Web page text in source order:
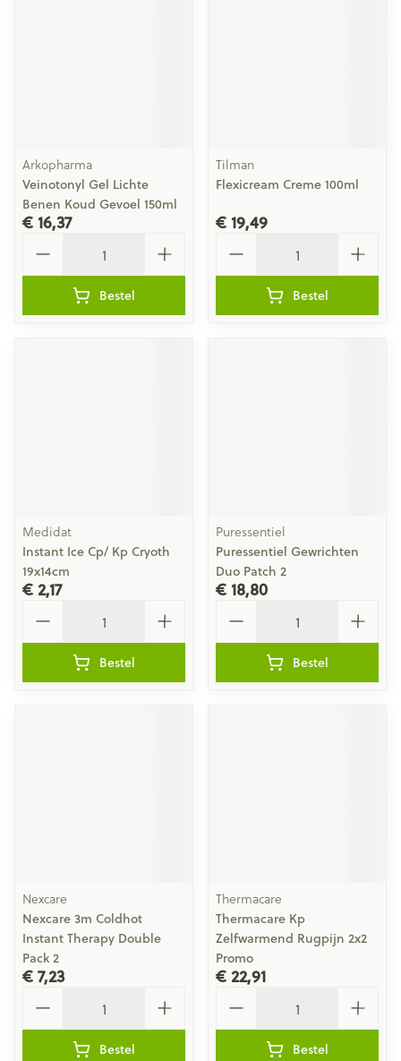
Arkopharma
Veinotonyl Gel Lichte
Benen Koud Gevoel 150ml
€ 16,37
Bestel
Tilman
Flexicream Creme 100ml
€ 19,49
Bestel
Medidat
Instant Ice Cp/ Kp Cryoth
19x14cm
€ 2,17
Bestel
Puressentiel
Puressentiel Gewrichten
Duo Patch 2
€ 18,80
Bestel
Nexcare
Nexcare 3m Coldhot
Instant Therapy Double
Pack 2
€ 7,23
Bestel
Thermacare
Thermacare Kp
Zelfwarmend Rugpijn 2x2
Promo
€ 22,91
Bestel